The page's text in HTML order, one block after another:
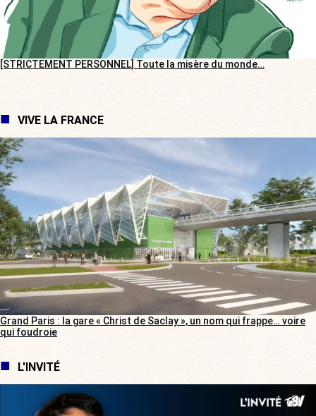
[STRICTEMENT PERSONNEL] Toute la misère du monde…
VIVE LA FRANCE
Grand Paris : la gare « Christ de Saclay », un nom qui frappe… voire
qui foudroie
L'INVITÉ